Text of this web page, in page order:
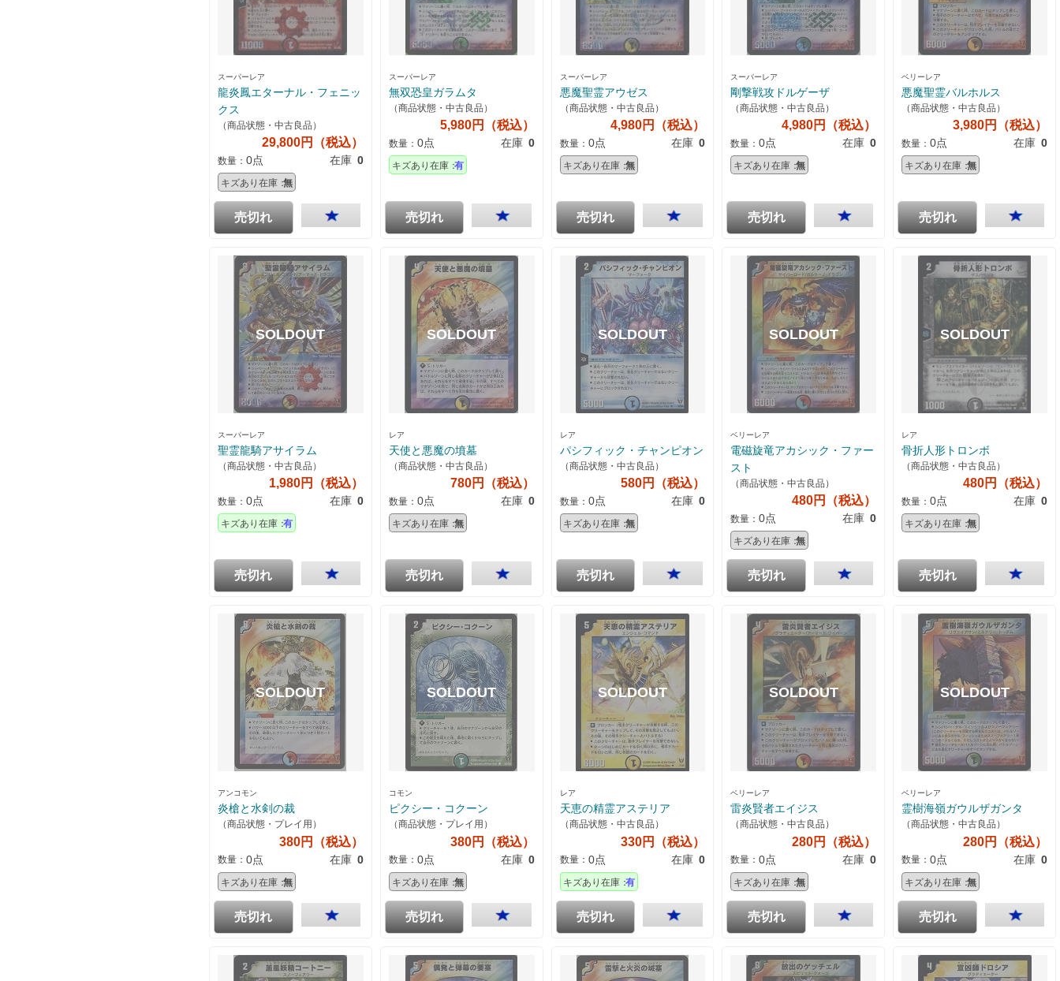
スーパーレア
龍炎鳳エターナル・フェニッ
クス
（商品状態・中古良品）
29,800円（税込）
数量： 0点 在庫 0
キズあり在庫：無
売切れ
スーパーレア
無双恐皇ガラムタ
（商品状態・中古良品）
5,980円（税込）
数量： 0点 在庫 0
キズあり在庫：有
売切れ
スーパーレア
悪魔聖霊アウゼス
（商品状態・中古良品）
4,980円（税込）
数量： 0点 在庫 0
キズあり在庫：無
売切れ
スーパーレア
剛撃戦攻ドルゲーザ
（商品状態・中古良品）
4,980円（税込）
数量：0点 在庫 0
キズあり在庫：無
売切れ
ベリーレア
悪魔聖霊バルホルス
（商品状態・中古良品）
3,980円（税込）
数量：0点 在庫 0
キズあり在庫：無
売切れ
スーパーレア
聖霊龍騎アサイラム
（商品状態・中古良品）
1,980円（税込）
数量： 0点 在庫 0
キズあり在庫：有
売切れ
レア
天使と悪魔の墳墓
（商品状態・中古良品）
780円（税込）
数量： 0点 在庫 0
キズあり在庫：無
売切れ
レア
パシフィック・チャンピオン
（商品状態・中古良品）
580円（税込）
数量： 0点 在庫 0
キズあり在庫：無
売切れ
ベリーレア
電磁旋竜アカシック・ファー
スト
（商品状態・中古良品）
480円（税込）
数量：0点 在庫 0
キズあり在庫：無
売切れ
レア
骨折人形トロンボ
（商品状態・中古良品）
480円（税込）
数量：0点 在庫 0
キズあり在庫：無
売切れ
アンコモン
炎槍と水剣の裁
（商品状態・プレイ用）
380円（税込）
数量： 0点 在庫 0
キズあり在庫：無
売切れ
コモン
ピクシー・コクーン
（商品状態・プレイ用）
380円（税込）
数量： 0点 在庫 0
キズあり在庫：無
売切れ
レア
天恵の精霊アステリア
（商品状態・中古良品）
330円（税込）
数量： 0点 在庫 0
キズあり在庫：有
売切れ
ベリーレア
雷炎賢者エイジス
（商品状態・中古良品）
280円（税込）
数量：0点 在庫 0
キズあり在庫：無
売切れ
ベリーレア
霊樹海嶺ガウルザガンタ
（商品状態・中古良品）
280円（税込）
数量：0点 在庫 0
キズあり在庫：無
売切れ